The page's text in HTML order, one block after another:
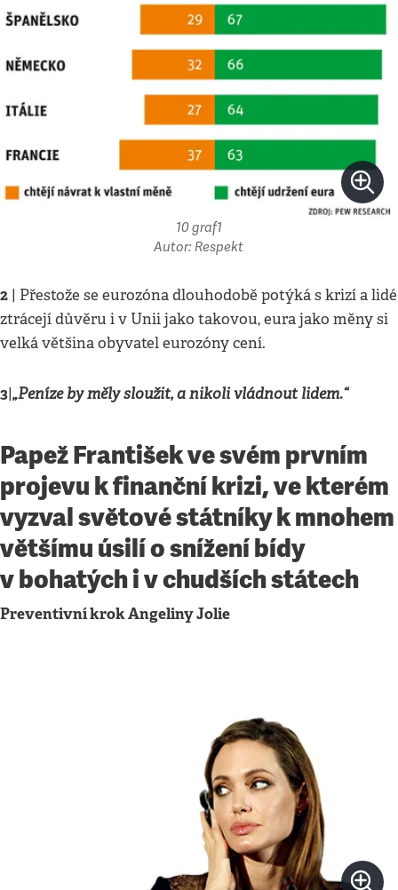
10 graf1
Autor: Respekt
2 | Přestože se eurozóna dlouhodobě potýká s krizí a lidé
ztrácejí důvěru i v Unii jako takovou, eura jako měny si
velká většina obyvatel eurozóny cení.
3 „Peníze by měly sloužit, a nikoli vládnout lidem.“
Papež František ve svém prvním
projevu k finanční krizi, ve kterém
vyzval světové státníky k mnohem
většímu úsilí o snížení bídy
v bohatých i v chudších státech
Preventivní krok Angeliny Jolie